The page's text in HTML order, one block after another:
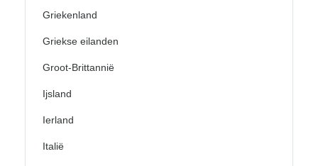
Griekenland
Griekse eilanden
Groot-Brittannië
Ijsland
Ierland
Italië